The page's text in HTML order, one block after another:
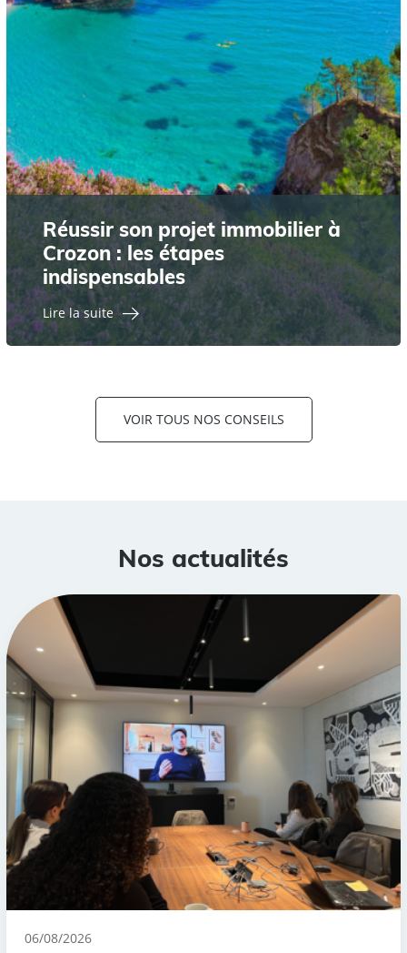
Réussir son projet immobilier à
Crozon : les étapes
indispensables
Lire la suite
VOIR TOUS NOS CONSEILS
Nos actualités
06/08/2026